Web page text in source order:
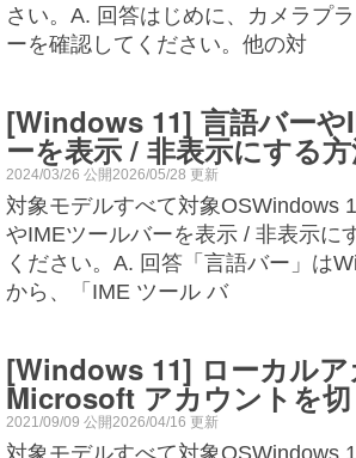
さい。A. 回答はじめに、カメラプ
ーを確認してください。他の対
[Windows 11] 言語バーや
ーを表示 / 非表示にする
2024/03/26 公開2026/05/28 更新
対象モデルすべて対象OSWindows
やIMEツールバーを表示 / 非表示に
ください。A. 回答「言語バー」は
から、「IME ツール バ
[Windows 11] ローカルア
Microsoft アカウントを
2021/09/09 公開2026/04/16 更新
対象モデルすべて対象OSWindows